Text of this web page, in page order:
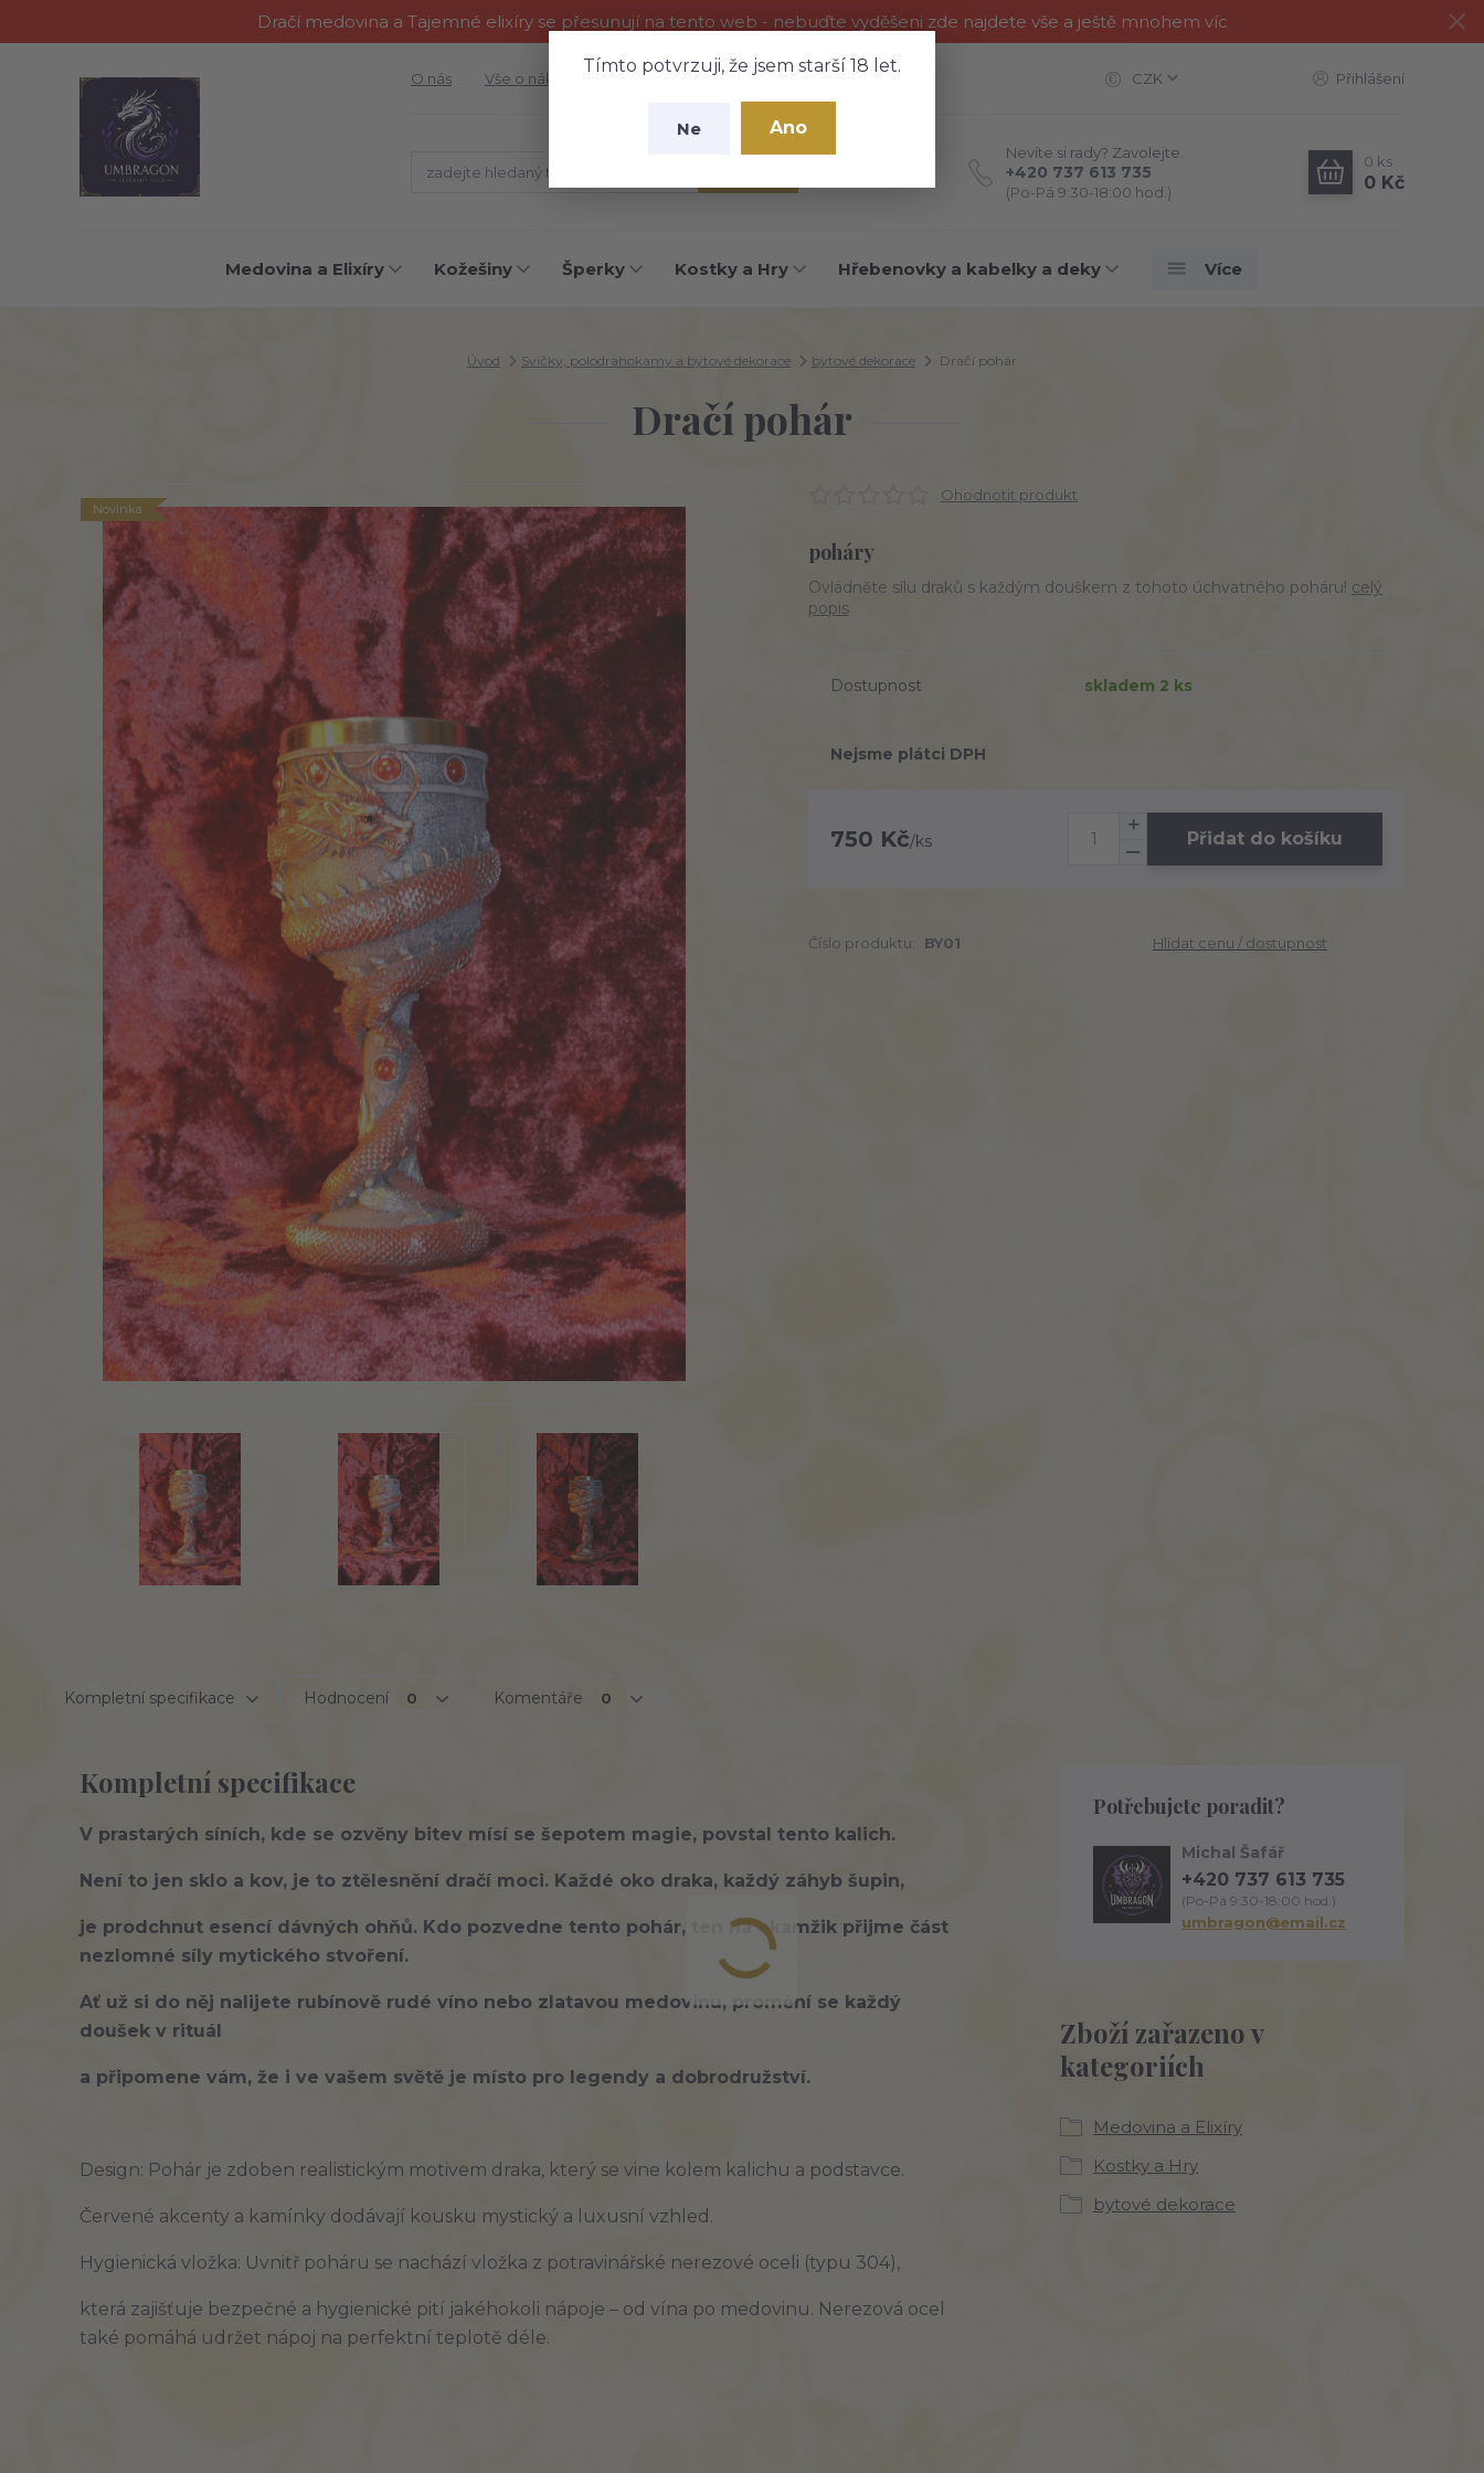
Dračí medovina a Tajemné elixíry se přesunují na tento web - nebuďte vyděšeni zde najdete vše a ještě mnohem víc
Tímto potvrzuji, že jsem starší 18 let.
Ne Ano
O nás Vše o nákupu Fotogalerie Kontakty CZK Přihlášení
Nevíte si rady? Zavolejte.
+420 737 613 735
(Po-Pá 9:30-18:00 hod.)
0 ks
0 Kč
Medovina a Elixíry Kožešiny Šperky Kostky a Hry Hřebenovky a kabelky a deky Více
Úvod Svíčky, polodrahokamy a bytové dekorace bytové dekorace Dračí pohár
Dračí pohár
Novinka
Ohodnotit produkt
poháry
Ovládněte sílu draků s každým douškem z tohoto úchvatného poháru! celý
popis
Dostupnost skladem 2 ks
Nejsme plátci DPH
750 Kč/ks Přidat do košíku
Číslo produktu: BY01 Hlídat cenu / dostupnost
Kompletní specifikace Hodnocení 0 Komentáře 0
Kompletní specifikace
V prastarých síních, kde se ozvěny bitev mísí se šepotem magie, povstal tento kalich.
Není to jen sklo a kov, je to ztělesnění dračí moci. Každé oko draka, každý záhyb šupin,
je prodchnut esencí dávných ohňů. Kdo pozvedne tento pohár, ten na okamžik přijme část
nezlomné síly mytického stvoření.
Ať už si do něj nalijete rubínově rudé víno nebo zlatavou medovinu, promění se každý
doušek v rituál
a připomene vám, že i ve vašem světě je místo pro legendy a dobrodružství.
Design: Pohár je zdoben realistickým motivem draka, který se vine kolem kalichu a podstavce.
Červené akcenty a kamínky dodávají kousku mystický a luxusní vzhled.
Hygienická vložka: Uvnitř poháru se nachází vložka z potravinářské nerezové oceli (typu 304),
která zajišťuje bezpečné a hygienické pití jakéhokoli nápoje – od vína po medovinu. Nerezová ocel
také pomáhá udržet nápoj na perfektní teplotě déle.
Zboží zařazeno v
kategoriích
Medovina a Elixíry
Kostky a Hry
bytové dekorace
Potřebujete poradit?
Michal Šafář
+420 737 613 735
(Po-Pá 9:30-18:00 hod.)
umbragon@email.cz